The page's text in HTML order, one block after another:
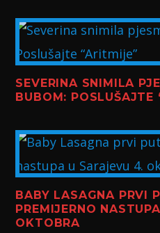
SEVERINA SNIMILA
BUBOM: POSLUŠAJTE
BABY LASAGNA PRVI
PREMIJERNO
OKTOBRA